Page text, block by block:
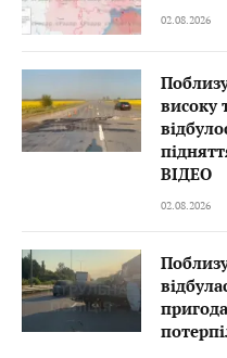
02.08.2026
високу
ВІДЕО
02.08.2026